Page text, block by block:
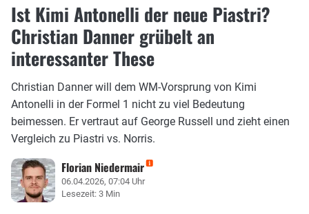
Ist Kimi Antonelli der neue Piastri?
Christian Danner grübelt an
interessanter These
Christian Danner will dem WM-Vorsprung von Kimi
Antonelli in der Formel 1 nicht zu viel Bedeutung
beimessen. Er vertraut auf George Russell und zieht einen
Vergleich zu Piastri vs. Norris.
Florian Niedermair
06.04.2026, 07:04 Uhr
Lesezeit: 3 Min